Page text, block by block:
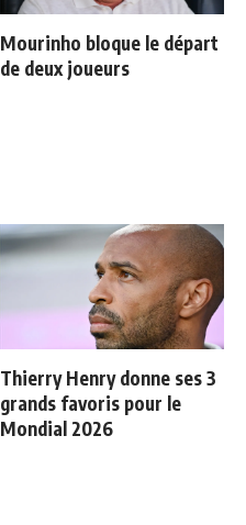
Mourinho bloque le départ
de deux joueurs
Thierry Henry donne ses 3
grands favoris pour le
Mondial 2026